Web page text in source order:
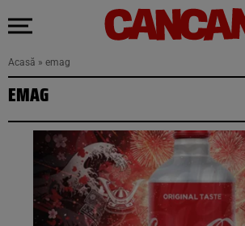
Acasă » emag
EMAG